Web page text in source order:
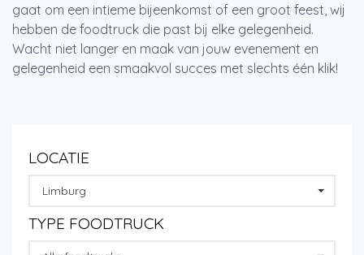
gaat om een intieme bijeenkomst of een groot feest, wij
hebben de foodtruck die past bij elke gelegenheid.
Wacht niet langer en maak van jouw evenement en
gelegenheid een smaakvol succes met slechts één klik!
LOCATIE
Limburg
TYPE FOODTRUCK